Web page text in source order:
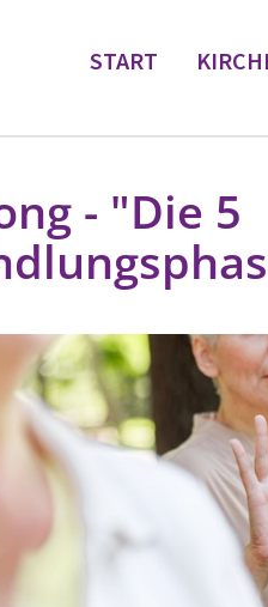
START
- "Die 5